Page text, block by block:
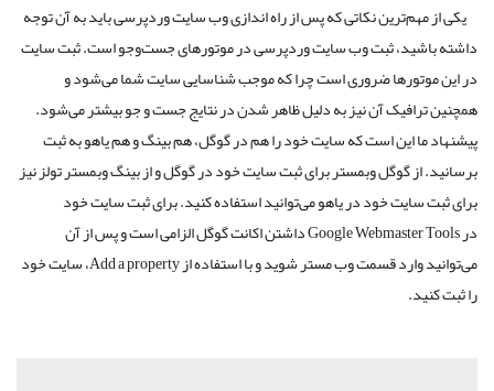
یکی از مهم‌ترین نکاتی که پس از راه اندازی وب سایت وردپرسی باید به آن توجه
داشته باشید، ثبت وب سایت وردپرسی در موتورهای جست‌وجو است. ثبت سایت
در این موتورها ضروری است چرا که موجب شناسایی سایت شما می‌شود و
همچنین ترافیک آن نیز به دلیل ظاهر شدن در نتایج جست و جو بیشتر می‌شود.
پیشنهاد ما این است که سایت خود را هم در گوگل، هم بینگ و هم یاهو به ثبت
برسانید. از گوگل وبمستر برای ثبت سایت خود در گوگل و از بینگ وبمستر تولز نیز
برای ثبت سایت خود در یاهو می‌توانید استفاده کنید. برای ثبت سایت خود
درGoogle Webmaster Toolsداشتن اکانت گوگل الزامی است و پس از آن
می‌توانید وارد قسمت وب مستر شوید و با استفاده از،Add a propertyسایت خود
را ثبت کنید.